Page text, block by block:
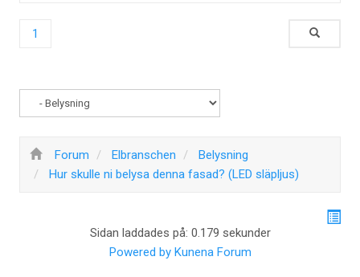
1
Forum Elbranschen
Belysning
Hur skulle ni belysa denna fasad? (LED släpljus)
Sidan laddades på: 0.179 sekunder
Powered by Kunena Forum